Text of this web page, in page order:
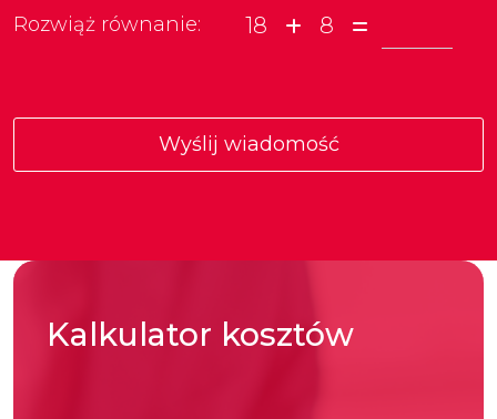
Rozwiąż równanie: 18 8
Kalkulator kosztów